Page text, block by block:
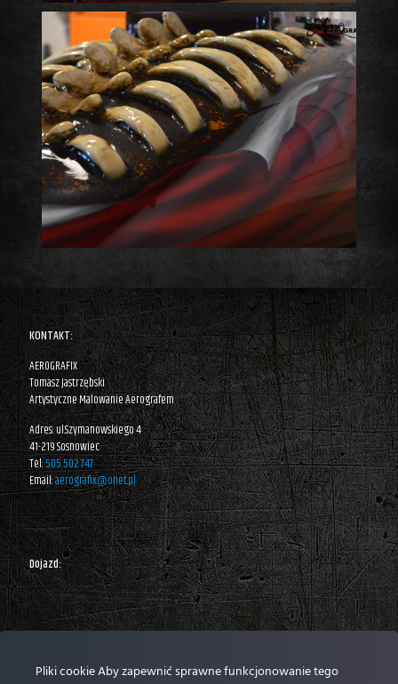
KONTAKT:
AEROGRAFIX
Tomasz Jastrzębski
Artystyczne Malowanie Aerografem
Adres: ul.Szymanowskiego 4
41-219 Sosnowiec
Tel:505 502 747
Email:aerografix@onet.pl
Dojazd:
Pliki cookie Aby zapewnić sprawne funkcjonowanie tego